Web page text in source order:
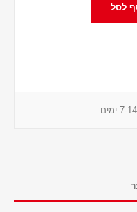
7-14 ימים